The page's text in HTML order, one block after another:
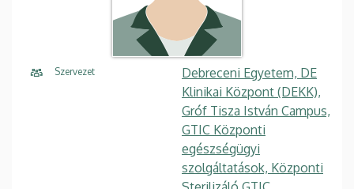
Szervezet
Debreceni Egyetem, DE
Klinikai Központ (DEKK),
Gróf Tisza István Campus,
GTIC Központi
egészségügyi
szolgáltatások, Központi